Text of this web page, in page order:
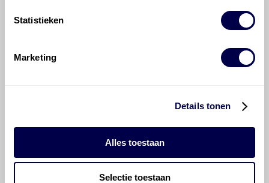
Statistieken
Marketing
Details tonen
Alles toestaan
Selectie toestaan
Welke motorolie adviseert Den Hartog
voor de Toyota Avensis Avensis 1.6?